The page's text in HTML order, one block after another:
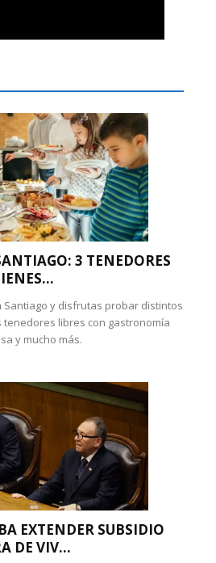
3 TENEDORES
Santiago y disfrutas probar distintos
libres con gastronomía
y mucho más.
EXTENDER SUBSIDIO
DE VIV...